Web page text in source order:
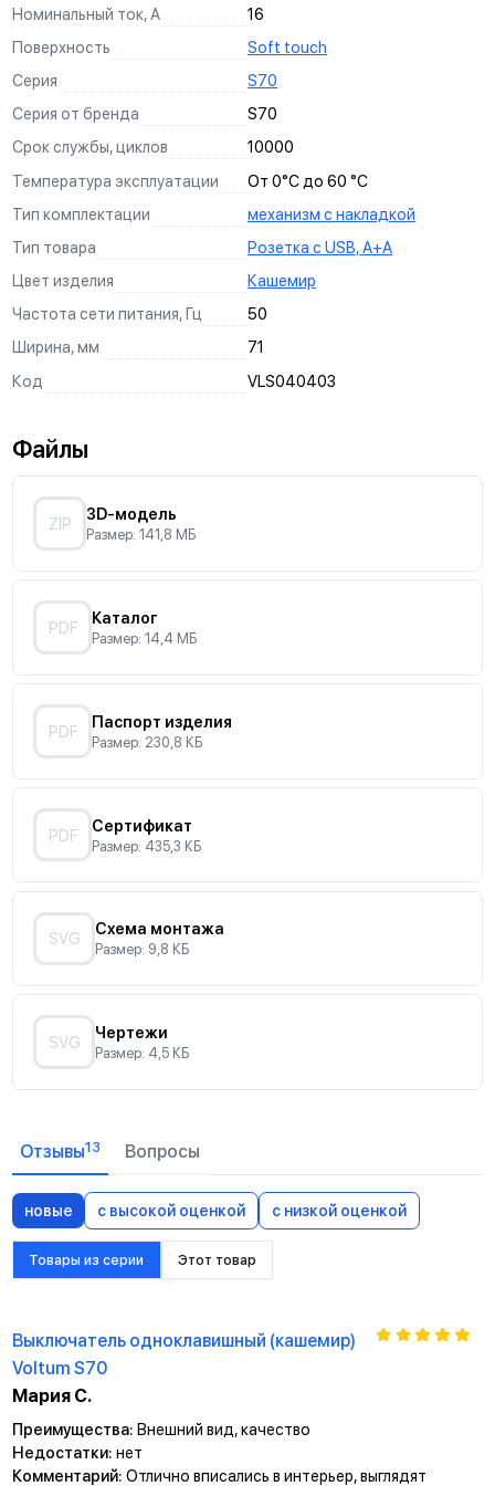
СИЛА В КАЖДОМ ЗВЕНЕ
для самых сложных и продвинутых проектов.
быть уверенны, что вы и ваш дом - в безопасности.
ежедневно проверяется на производстве. Так мы
можем гарантировать качество каждого изделия.
использование наших изделий, чтобы с ними было
максимально приятно и удобно работать.
Номинальный ток, А
16
Поверхность
Soft touch
Серия
S70
Серия от бренда
S70
Срок службы, циклов
10000
Температура эксплуатации
От 0°С до 60 °С
Тип комплектации
механизм с накладкой
Тип товара
Розетка с USB, А+А
Цвет изделия
Кашемир
Частота сети питания, Гц
50
Ширина, мм
71
Код
VLS040403
Файлы
ZIP
3D-модель
Размер: 141,8 МБ
PDF
Каталог
Размер: 14,4 МБ
PDF
Паспорт изделия
Размер: 230,8 КБ
PDF
Сертификат
Размер: 435,3 КБ
SVG
Схема монтажа
Размер: 9,8 КБ
SVG
Чертежи
Размер: 4,5 КБ
Отзывы13 Вопросы
новые с высокой оценкой с низкой оценкой
Товары из серии Этот товар
Выключатель одноклавишный (кашемир)
Voltum S70
Мария С.
Преимущества: Внешний вид, качество
Недостатки: нет
Комментарий: Отлично вписались в интерьер, выглядят